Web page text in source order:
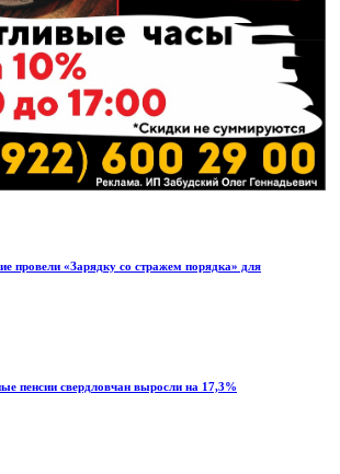
провели «Зарядку со стражем порядка» для
пенсии свердловчан выросли на 17,3%